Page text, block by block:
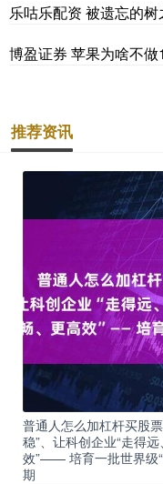
乐咕乐配资 被遗忘的树
博盈证券 苹果为啥不
推荐资讯
普通人怎么加杠杆买股
稳”、让科创企业“走得
效”—— 培育一批世界级
期